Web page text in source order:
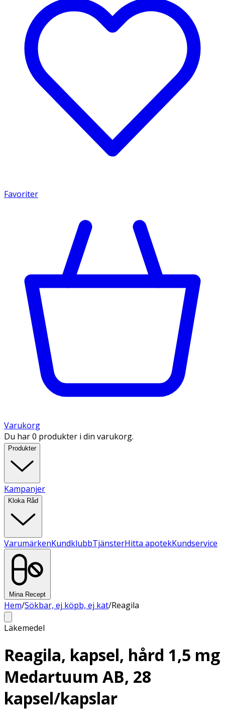
Favoriter
Varukorg
Du har 0 produkter i din varukorg.
Produkter
Kampanjer
Kloka Råd
VarumärkenKundklubbTjänsterHitta apotekKundservice
Mina Recept
Hem/Sökbar, ej köpb, ej kat/Reagila
Läkemedel
Reagila, kapsel, hård 1,5 mg
Medartuum AB, 28
kapsel/kapslar